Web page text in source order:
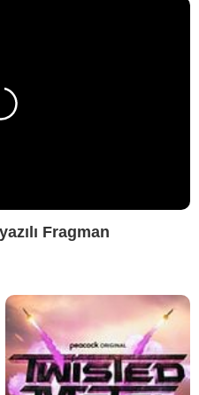
Fragman